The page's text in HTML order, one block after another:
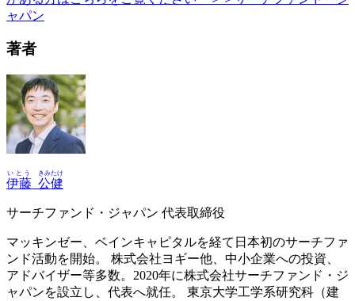
ャパン
著者
伊藤
いとう
公健
きみたけ
サーチファンド・ジャパン 代表取締役
マッキンゼー、ベインキャピタルを経て日本初のサーチファ
ンド活動を開始。 株式会社ヨギー他、中小企業への投資、
アドバイザー等多数。2020年に株式会社サーチファンド・ジ
ャパンを設立し、代表へ就任。 東京大学工学系研究科（建